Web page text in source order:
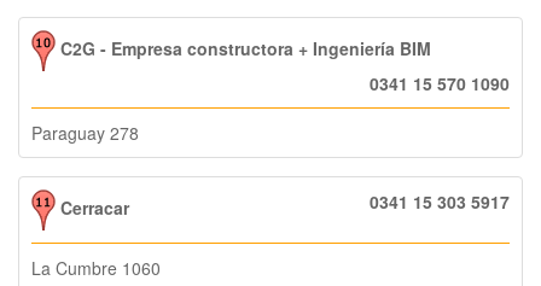
C2G - Empresa constructora + Ingeniería BIM
0341 15 570 1090
Paraguay 278
Cerracar 0341 15 303 5917
La Cumbre 1060